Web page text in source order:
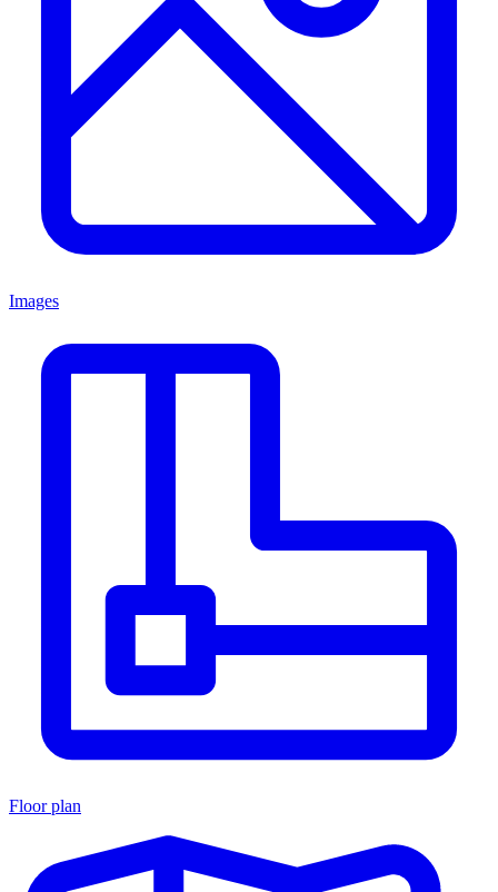
Images
Floor plan